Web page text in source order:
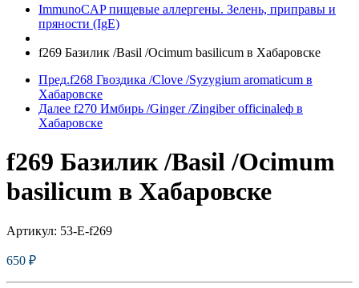
ImmunoCAP пищевые аллергены. Зелень, приправы и
пряности (IgE)
f269 Базилик /Basil /Ocimum basilicum в Хабаровске
Пред.f268 Гвоздика /Clove /Syzygium aromaticum в
Хабаровске
Далее f270 Имбирь /Ginger /Zingiber officinaleф в
Хабаровске
f269 Базилик /Basil /Ocimum
basilicum в Хабаровске
Артикул: 53-E-f269
650 ₽